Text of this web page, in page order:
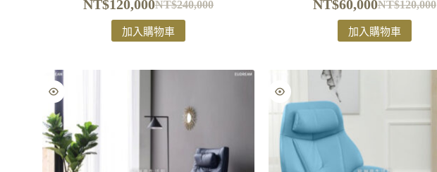
NT$240,000
NT$120,000
加入購物車
NT$120,000
NT$60,000
加入購物車